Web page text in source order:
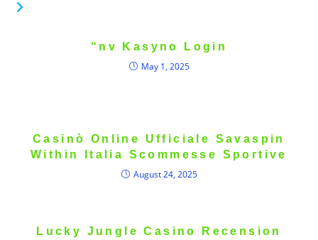
“nv Kasyno Login
May 1, 2025
Casinò Online Ufficiale Savaspin
Within Italia Scommesse Sportive
August 24, 2025
Lucky Jungle Casino Recension